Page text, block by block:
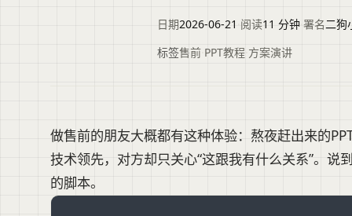
日期2026-06-21 阅读11 分钟 署名二狗
标签售前 PPT教程 方案演讲
做售前的朋友大概都有这种体验：熬夜赶出来的
技术领先，对方却只关心“这跟我有什么关系”。说
的脚本。